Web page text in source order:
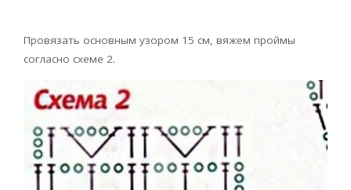
Провязать основным узором 15 см, вяжем проймы
согласно схеме 2.